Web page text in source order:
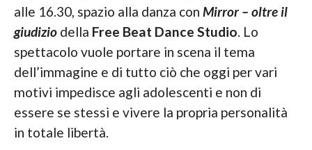
alle 16.30, spazio alla danza con Mirror – oltre il
giudiziodella Free Beat Dance Studio. Lo
spettacolo vuole portare in scena il tema
dell’immagine e di tutto ciò che oggi per vari
motivi impedisce agli adolescenti e non di
essere se stessi e vivere la propria personalità
in totale libertà.